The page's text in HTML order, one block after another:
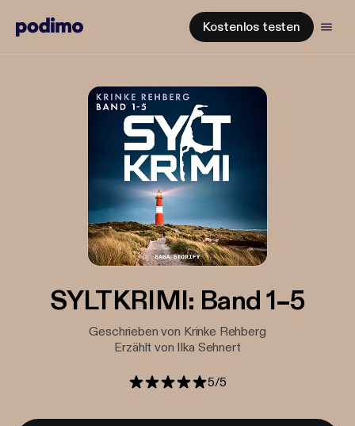
Kostenlos testen
SYLTKRIMI: Band 1–5
Geschrieben von Krinke Rehberg
Erzählt von Ilka Sehnert
5/5